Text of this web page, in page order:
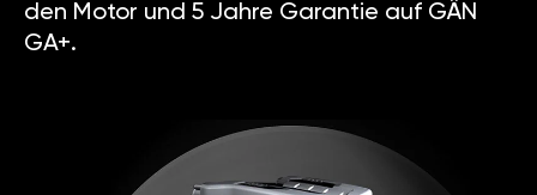
den Motor und 5 Jahre Garantie auf GÄN
GA+.